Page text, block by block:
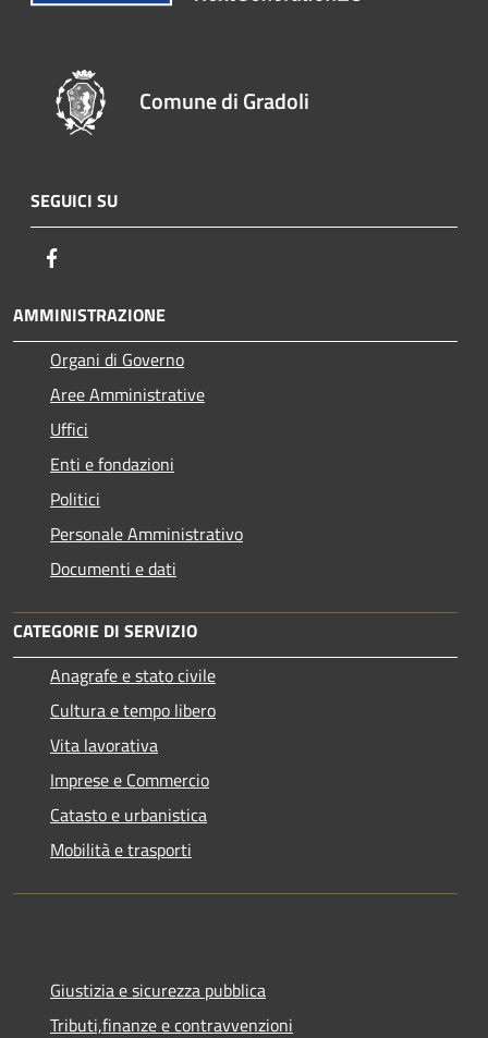
Comune di Gradoli
SEGUICI SU
AMMINISTRAZIONE
Organi di Governo
Aree Amministrative
Uffici
Enti e fondazioni
Politici
Personale Amministrativo
Documenti e dati
CATEGORIE DI SERVIZIO
Anagrafe e stato civile
Cultura e tempo libero
Vita lavorativa
Imprese e Commercio
Catasto e urbanistica
Mobilità e trasporti
Giustizia e sicurezza pubblica
Tributi,finanze e contravvenzioni